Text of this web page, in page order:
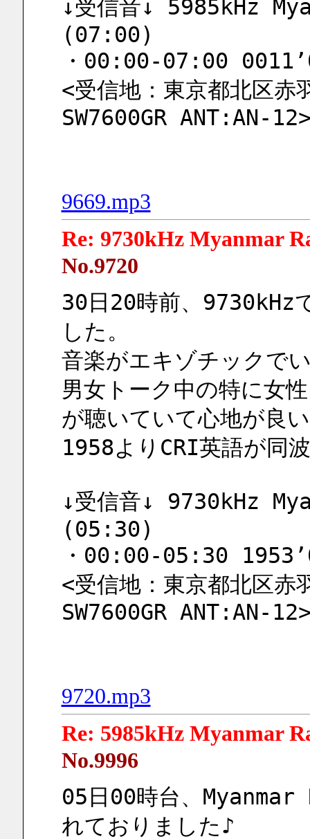
↓受信音↓ 5985kHz
(07:00)
・00:00-07:00
<受信地：東京都北区
SW7600GR ANT:AN-
9669.mp3
Re: 9730kHz Myanmar
No.9720
30日20時前、9730kHz
した。
音楽がエキゾチックで
男女トーク中の特に女
が聴いていて心地が良
1958よりCRI英語が同
↓受信音↓ 9730kHz
(05:30)
・00:00-05:30
<受信地：東京都北区
SW7600GR ANT:AN-
9720.mp3
Re: 5985kHz Myanmar
No.9996
05日00時台、
れておりました♪